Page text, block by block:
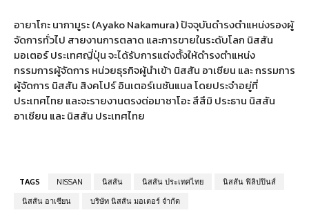
อายาโกะ นากามูระ(Ayako Nakamura)ปัจจุบันดำรงตำแหน่งรองผู้
จัดการทั่วไป สายงานการตลาด และการขายในระดับโลก นิสสัน
มอเตอร์ ประเทศญี่ปุ่น จะได้รับการแต่งตั้งให้ดำรงตำแหน่ง
กรรมการผู้จัดการ หน่วยธุรกิจผู้นำเข้า นิสสัน อาเซียน และ กรรมการ
ผู้จัดการ นิสสัน สิงคโปร์ อินเตอร์เนชันแนล โดยประจำอยู่ที่
ประเทศไทย และจะรายงานตรงต่อมาซาโอะ สึสึมิ ประธาน นิสสัน
อาเซียน และ นิสสัน ประเทศไทย
TAGS NISSAN นิสสัน นิสสัน ประเทศไทย
นิสสัน ฟิลิปปินส์
นิสสัน อาเซียน
บริษัท นิสสัน มอเตอร์ จำกัด